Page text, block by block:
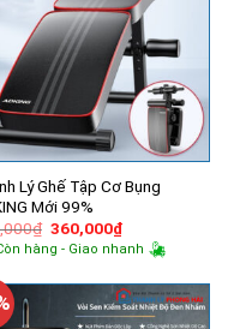
Lý Ghế Tập Cơ Bụng
Mới 99%
₫ Giá
gốc
là:
360,000₫Giá
hiện
tại
360,000₫.
hàng - Giao nhanh